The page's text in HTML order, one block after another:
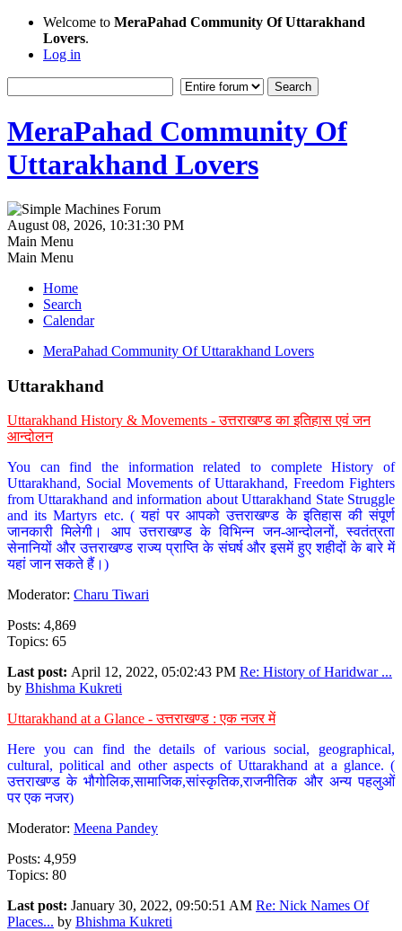
Welcome to MeraPahad Community Of Uttarakhand
Lovers.
Log in
MeraPahad Community Of
Uttarakhand Lovers
August 08, 2026, 10:31:30 PM
Main Menu
Main Menu
Home
Search
Calendar
MeraPahad Community Of Uttarakhand Lovers
Uttarakhand
Uttarakhand History & Movements - उत्तराखण्ड का इतिहास एवं जन
आन्दोलन
You can find the information related to complete History of
Uttarakhand, Social Movements of Uttarakhand, Freedom Fighters
from Uttarakhand and information about Uttarakhand State Struggle
and its Martyrs etc. ( यहां पर आपको उत्तराखण्ड के इतिहास की संपूर्ण
जानकारी मिलेगी। आप उत्तराखण्ड के विभिन्न जन-आन्दोलनों, स्वतंत्रता
सेनानियों और उत्तराखण्ड राज्य प्राप्ति के संघर्ष और इसमें हुए शहीदों के बारे में
यहां जान सकते हैं।)
Moderator: Charu Tiwari
Posts: 4,869
Topics: 65
Last post: April 12, 2022, 05:02:43 PM Re: History of Haridwar ...
by Bhishma Kukreti
Uttarakhand at a Glance - उत्तराखण्ड : एक नजर में
Here you can find the details of various social, geographical,
cultural, political and other aspects of Uttarakhand at a glance. (
उत्तराखण्ड के भौगोलिक,सामाजिक,सांस्कृतिक,राजनीतिक और अन्य पहलुओं
पर एक नजर)
Moderator: Meena Pandey
Posts: 4,959
Topics: 80
Last post: January 30, 2022, 09:50:51 AM Re: Nick Names Of
Places... by Bhishma Kukreti